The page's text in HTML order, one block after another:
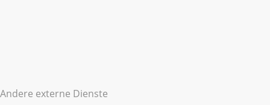
Andere externe Dienste